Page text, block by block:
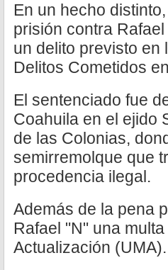
En un hecho
prisión contra
un delito previsto en
Delitos Cometidos
El sentenciado fue
Coahuila en el ejido
de las Colonias,
semirremolque que
procedencia ilegal.
Además de la pena
Rafael "N" una
Actualización (UMA).